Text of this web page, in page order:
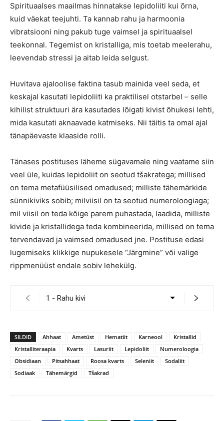
Spirituaalses maailmas hinnatakse lepidoliiti kui õrna,
kuid väekat teejuhti. Ta kannab rahu ja harmoonia
vibratsiooni ning pakub tuge vaimsel ja spirituaalsel
teekonnal. Tegemist on kristalliga, mis toetab meelerahu,
leevendab stressi ja aitab leida selgust.
Huvitava ajaloolise faktina tasub mainida veel seda, et
keskajal kasutati lepidoliiti ka praktilisel otstarbel – selle
kihilist struktuuri ära kasutades lõigati kivist õhukesi lehti,
mida kasutati aknaavade katmiseks. Nii täitis ta omal ajal
tänapäevaste klaaside rolli.
Tänases postituses läheme sügavamale ning vaatame siin
veel üle, kuidas lepidoliit on seotud tšakratega; millised
on tema metafüüsilised omadused; milliste tähemärkide
sünnikiviks sobib; milviisil on ta seotud numeroloogiaga;
mil viisil on teda kõige parem puhastada, laadida, milliste
kivide ja kristallidega teda kombineerida, millised on tema
tervendavad ja vaimsed omadused jne. Postituse edasi
lugemiseks klikkige nupukesele “Järgmine” või valige
rippmenüüst endale sobiv lehekülg.
SILDID Ahhaat Ametüst Hematiit Karneool
Kristallid
Kristalliteraapia
Kvarts Lasuriit Lepidoliit
Numeroloogia
Obsidiaan
Pitsahhaat Roosa kvarts Seleniit
Sodaliit
Sodiaak
Tähemärgid Tšakrad